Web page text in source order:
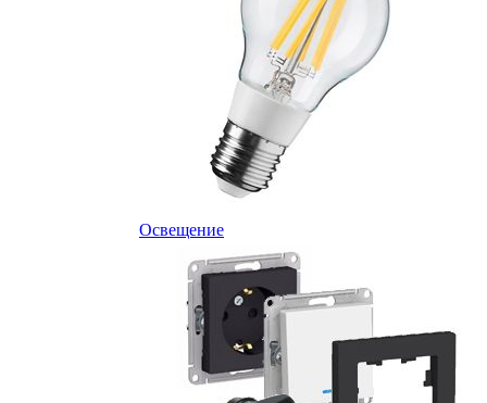
Освещение